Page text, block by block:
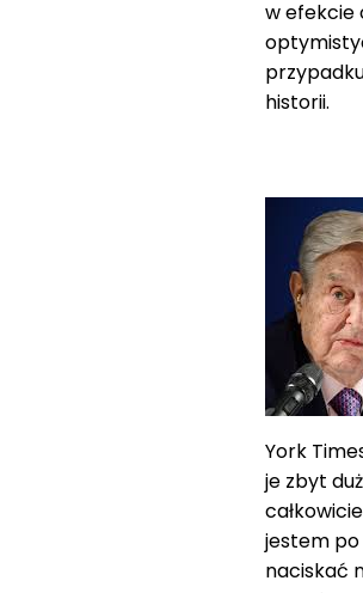
w efekcie
historii.
York
je zbyt
jestem po
naciskać